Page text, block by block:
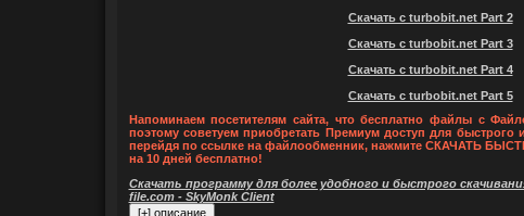
Скачать с turbobit.net Part 2
Скачать с turbobit.net Part 3
Скачать с turbobit.net Part 4
Скачать с turbobit.net Part 5
Напоминаем посетителям сайта, что бесплатно файлы с
поэтому советуем приобретать Премиум доступ для быстрого
перейдя по ссылке на файлообменник, нажмите СКАЧАТЬ
на 10 дней бесплатно!
Скачать программу для более удобного и быстрого
file.com - SkyMonk Client